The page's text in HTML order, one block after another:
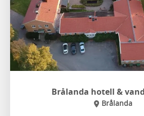
Brålanda hotell &
Brålanda